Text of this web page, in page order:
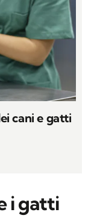
cani e gatti
i gatti